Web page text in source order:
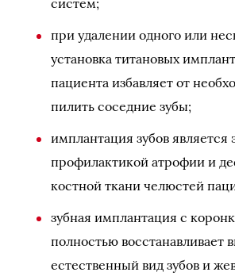
при удалении одного или
установка титановых
пациента избавляет от
пилить соседние зубы;
имплантация зубов
профилактикой атрофии и
костной ткани челюстей
зубная имплантация с
полностью восстанавливает
естественный вид зубов и